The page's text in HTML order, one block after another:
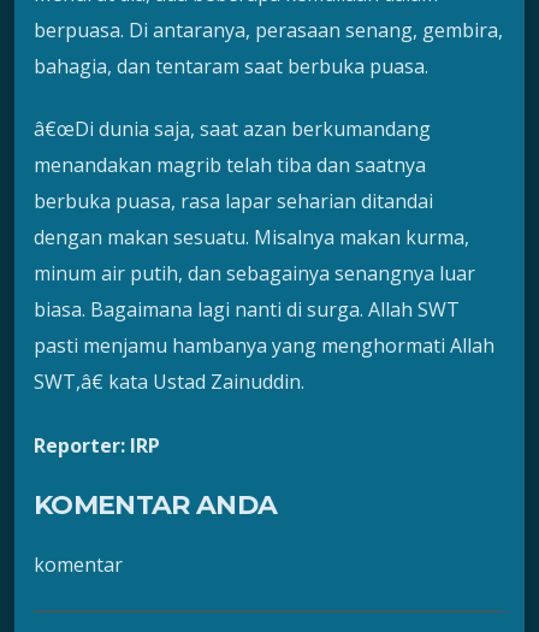
berpuasa. Di antaranya, perasaan senang, gembira,
bahagia, dan tentaram saat berbuka puasa.
â€œDi dunia saja, saat azan berkumandang
menandakan magrib telah tiba dan saatnya
berbuka puasa, rasa lapar seharian ditandai
dengan makan sesuatu. Misalnya makan kurma,
minum air putih, dan sebagainya senangnya luar
biasa. Bagaimana lagi nanti di surga. Allah SWT
pasti menjamu hambanya yang menghormati Allah
SWT,â€ kata Ustad Zainuddin.
Reporter: IRP
KOMENTAR ANDA
komentar